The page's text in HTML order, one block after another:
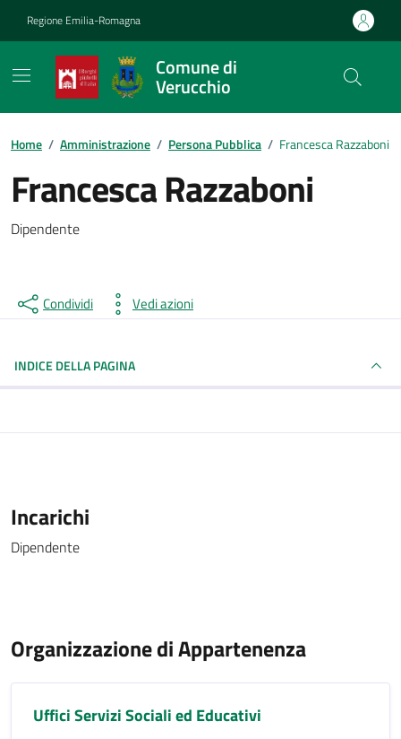
Regione Emilia-Romagna
Comune di
Verucchio
Contenuti in evidenza
Home / Amministrazione / Persona Pubblica / Francesca Razzaboni
Francesca Razzaboni
Dipendente
Condividi Vedi azioni
INDICE DELLA PAGINA
Incarichi
Dipendente
Organizzazione di Appartenenza
Uffici Servizi Sociali ed Educativi